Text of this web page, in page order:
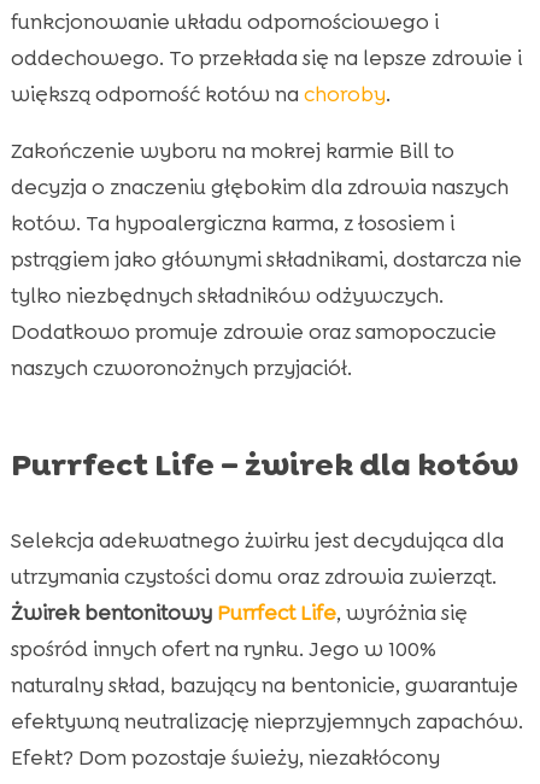
funkcjonowanie układu odpornościowego i
oddechowego. To przekłada się na lepsze zdrowie i
większą odporność kotów na choroby.
Zakończenie wyboru na mokrej karmie Bill to
decyzja o znaczeniu głębokim dla zdrowia naszych
kotów. Ta hypoalergiczna karma, z łososiem i
pstrągiem jako głównymi składnikami, dostarcza nie
tylko niezbędnych składników odżywczych.
Dodatkowo promuje zdrowie oraz samopoczucie
naszych czworonożnych przyjaciół.
Purrfect Life – żwirek dla kotów
Selekcja adekwatnego żwirku jest decydująca dla
utrzymania czystości domu oraz zdrowia zwierząt.
Żwirek bentonitowy Purrfect Life, wyróżnia się
spośród innych ofert na rynku. Jego w 100%
naturalny skład, bazujący na bentonicie, gwarantuje
efektywną neutralizację nieprzyjemnych zapachów.
Efekt? Dom pozostaje świeży, niezakłócony